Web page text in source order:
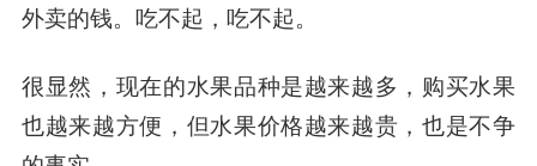
外卖的钱。吃不起，吃不起。
很显然，现在的水果品种是越来越多，购买水果
也越来越方便，但水果价格越来越贵，也是不争